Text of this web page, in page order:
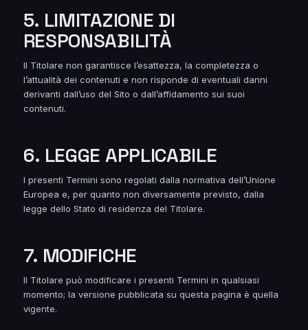
5. LIMITAZIONE DI
RESPONSABILITÀ
Il Titolare non garantisce l’esattezza, la completezza o
l’attualità dei contenuti e non risponde di eventuali danni
derivanti dall’uso del Sito o dall’affidamento sui suoi
contenuti.
6. LEGGE APPLICABILE
I presenti Termini sono regolati dalla normativa dell’Unione
Europea e, per quanto non diversamente previsto, dalla
legge dello Stato di residenza del Titolare.
7. MODIFICHE
Il Titolare può modificare i presenti Termini in qualsiasi
momento; la versione pubblicata su questa pagina è quella
vigente.